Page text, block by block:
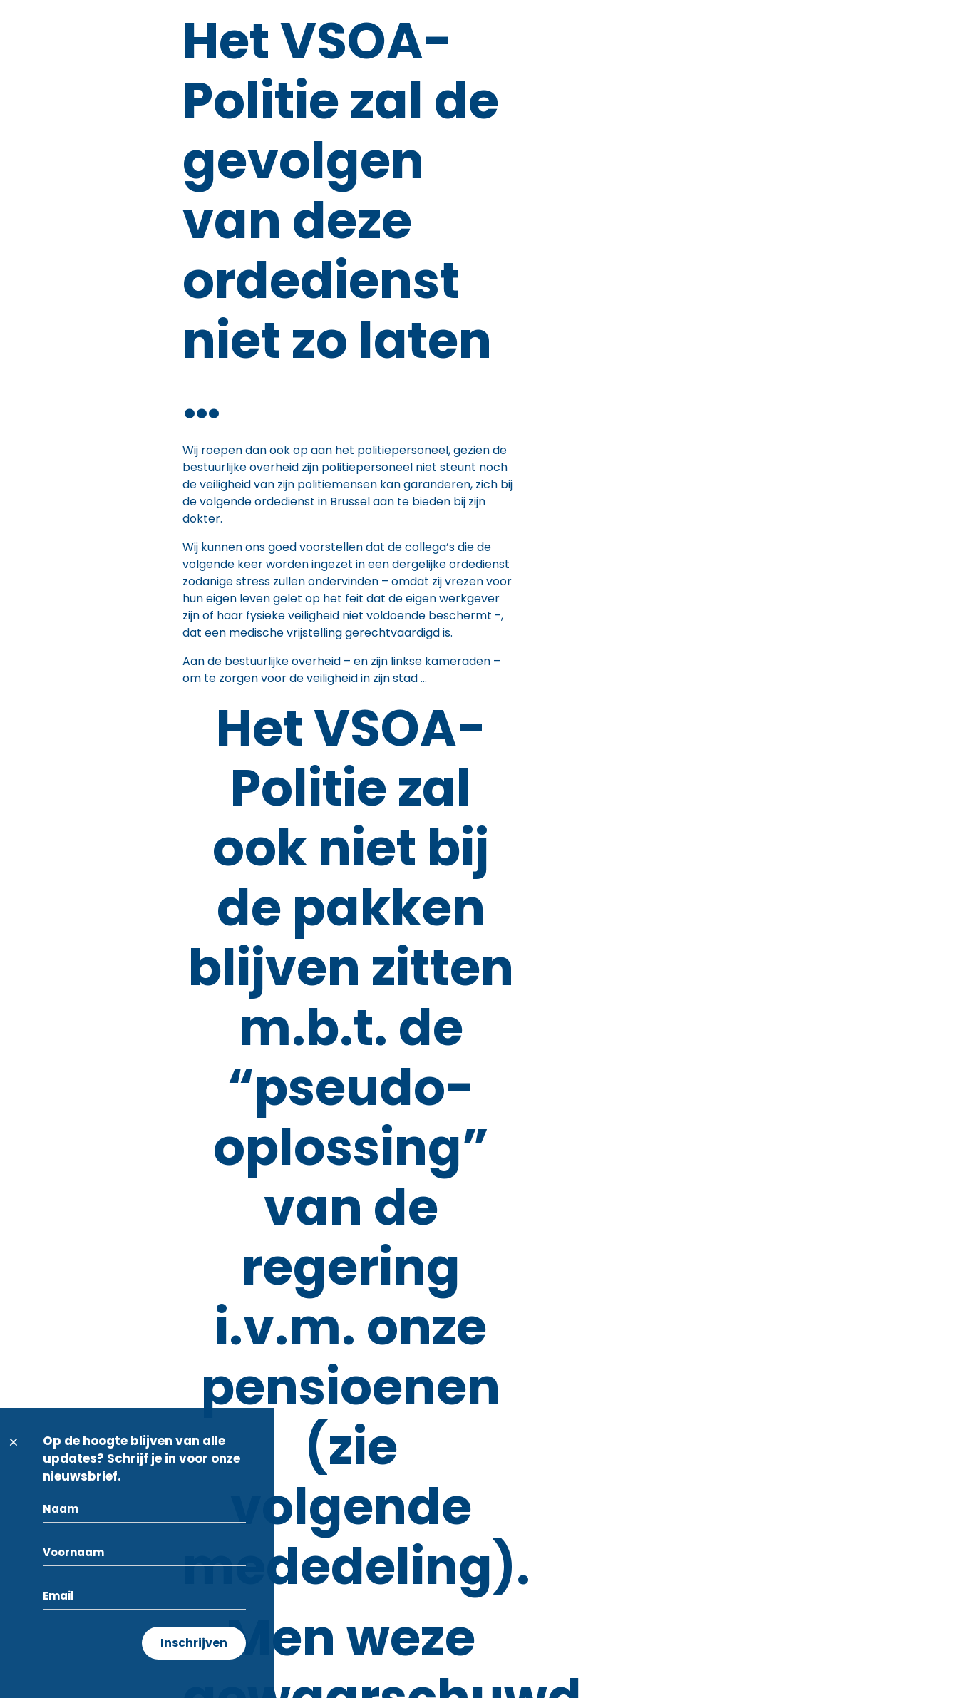
Het VSOA-
Politie zal de
gevolgen
van deze
ordedienst
niet zo laten
…
Wij roepen dan ook op aan het politiepersoneel, gezien de
bestuurlijke overheid zijn politiepersoneel niet steunt noch
de veiligheid van zijn politiemensen kan garanderen, zich bij
de volgende ordedienst in Brussel aan te bieden bij zijn
dokter.
Wij kunnen ons goed voorstellen dat de collega’s die de
volgende keer worden ingezet in een dergelijke ordedienst
zodanige stress zullen ondervinden – omdat zij vrezen voor
hun eigen leven gelet op het feit dat de eigen werkgever
zijn of haar fysieke veiligheid niet voldoende beschermt -,
dat een medische vrijstelling gerechtvaardigd is.
Aan de bestuurlijke overheid – en zijn linkse kameraden –
om te zorgen voor de veiligheid in zijn stad …
Het VSOA-
Politie zal
ook niet bij
de pakken
blijven zitten
m.b.t. de
“pseudo-
oplossing”
van de
regering
i.v.m. onze
pensioenen
(zie
volgende
mededeling).
Men weze
Op de hoogte blijven van alle
updates? Schrijf je in voor onze
nieuwsbrief.